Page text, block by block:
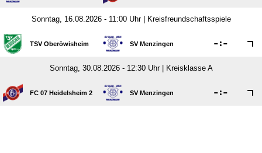
Sonntag, 16.08.2026 - 11:00 Uhr | Kreisfreundschaftsspiele
TSV Oberöwisheim SV Menzingen :
Sonntag, 30.08.2026 - 12:30 Uhr | Kreisklasse A
FC 07 Heidelsheim 2 SV Menzingen :